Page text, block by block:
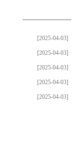
[2025-04-03]
[2025-04-03]
[2025-04-03]
[2025-04-03]
[2025-04-03]